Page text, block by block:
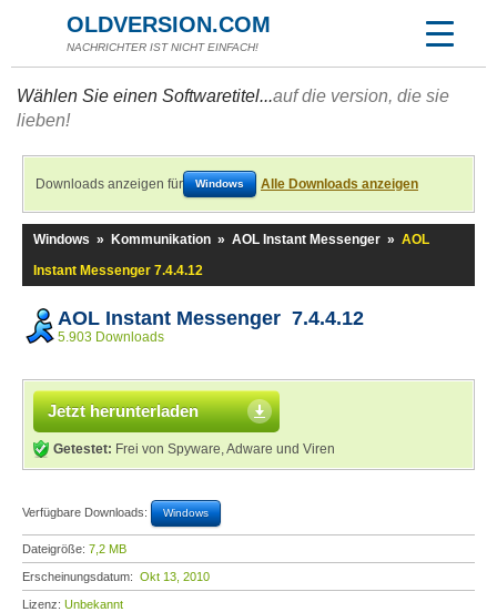
OLDVERSION.COM
NACHRICHTER IST NICHT EINFACH!
Wählen Sie einen Softwaretitel...auf die version, die sie
lieben!
Downloads anzeigen für Windows Alle Downloads anzeigen
Windows » Kommunikation » AOL Instant Messenger » AOL
Instant Messenger 7.4.4.12
AOL Instant Messenger 7.4.4.12
5.903 Downloads
Jetzt herunterladen
Getestet: Frei von Spyware, Adware und Viren
Verfügbare Downloads: Windows
Dateigröße: 7,2 MB
Erscheinungsdatum: Okt 13, 2010
Lizenz: Unbekannt